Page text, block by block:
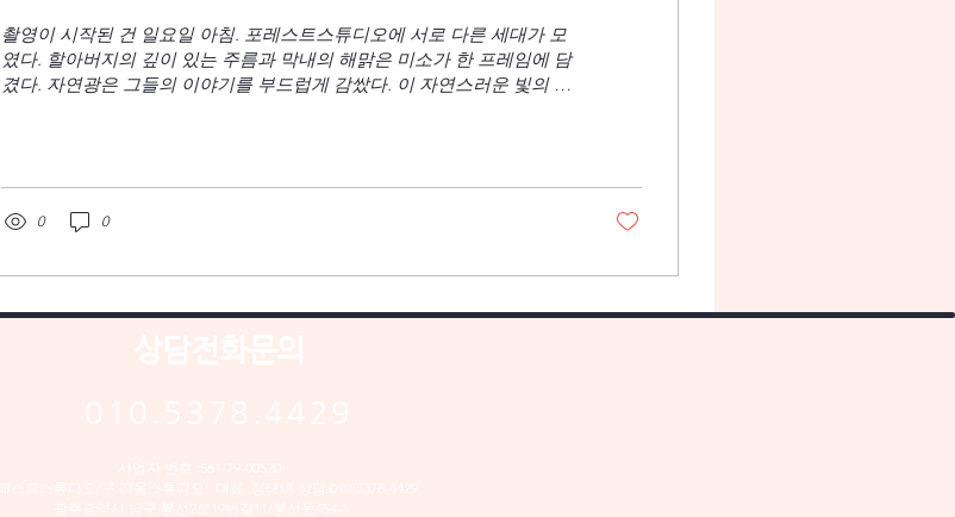
촬영이 시작된 건 일요일 아침. 포레스트스튜디오에 서로 다른 세대가 모
였다. 할아버지의 깊이 있는 주름과 막내의 해맑은 미소가 한 프레임에 담
겼다. 자연광은 그들의 이야기를 부드럽게 감쌌다. 이 자연스러운 빛의 움
세 자매와 그들의 가족이었다. 아이들은 처음엔 낯설어했지만, 공놀이를
하며 금세 웃음을 터뜨렸다. 그 활기찬 순간들이 카메라에 담겼다. 할머니
는 손자들의 머리를 쓰다듬으며 부드러운 미소를 지었다. 그 미소는 사진
관찰이다. 모든 가족 구성원의 표정을 지켜보며 그들의 미묘한 관계를 포
착하는 일. 사진은 순간의 집합이므로, 그 안에 담긴 이야기를 이해하고 표
0 0